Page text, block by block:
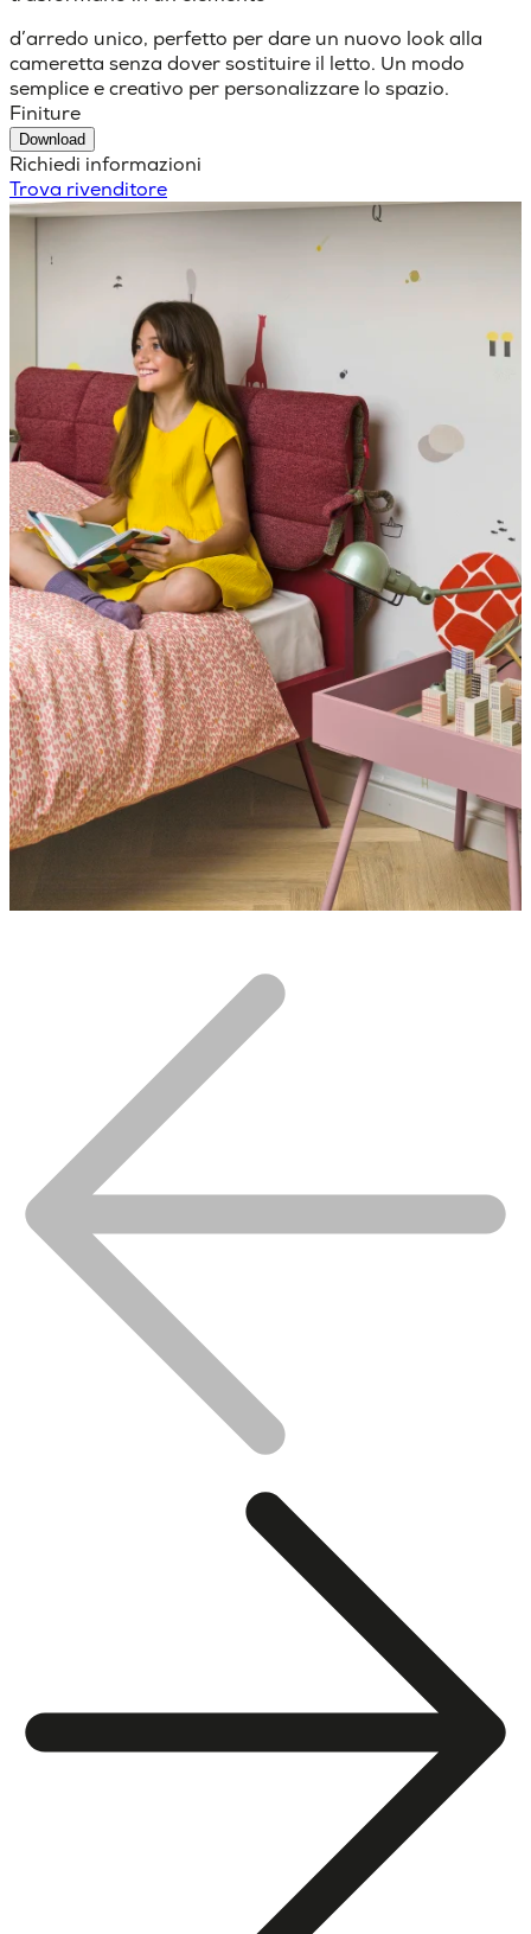
d’arredo unico, perfetto per dare un nuovo look alla
cameretta senza dover sostituire il letto. Un modo
semplice e creativo per personalizzare lo spazio.
Finiture
Download
Richiedi informazioni
Trova rivenditore